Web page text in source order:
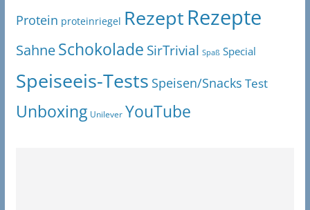
Protein proteinriegel RezeptRezepte
SahneSchokolade SirTrivial Spaß Special
Speiseeis-Tests Speisen/Snacks Test
Unboxing Unilever YouTube